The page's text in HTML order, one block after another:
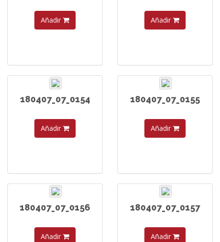
Añadir Añadir
180407_07_0154
Añadir
180407_07_0155
Añadir
180407_07_0156
Añadir
180407_07_0157
Añadir